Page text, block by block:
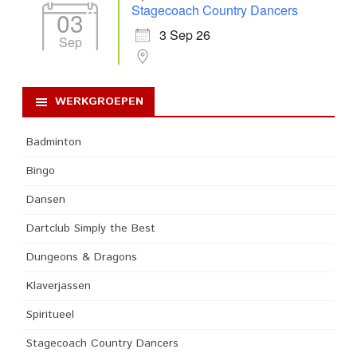
03
Sep
Stagecoach Country Dancers
3 Sep 26
WERKGROEPEN
Badminton
Bingo
Dansen
Dartclub Simply the Best
Dungeons & Dragons
Klaverjassen
Spiritueel
Stagecoach Country Dancers